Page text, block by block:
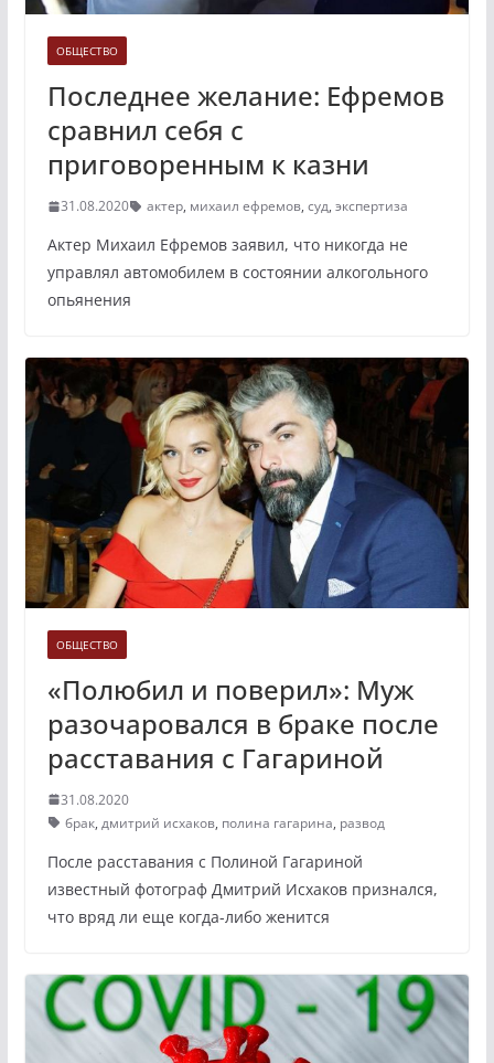
ОБЩЕСТВО
Последнее желание: Ефремов
сравнил себя с
приговоренным к казни
31.08.2020 актер, михаил ефремов, суд, экспертиза
Актер Михаил Ефремов заявил, что никогда не
управлял автомобилем в состоянии алкогольного
опьянения
ОБЩЕСТВО
«Полюбил и поверил»: Муж
разочаровался в браке после
расставания с Гагариной
31.08.2020
брак, дмитрий исхаков, полина гагарина, развод
После расставания с Полиной Гагариной
известный фотограф Дмитрий Исхаков признался,
что вряд ли еще когда-либо женится